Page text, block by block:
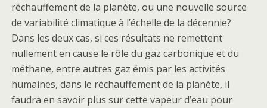
réchauffement de la planète, ou une nouvelle source
de variabilité climatique à l’échelle de la décennie?
Dans les deux cas, si ces résultats ne remettent
nullement en cause le rôle du gaz carbonique et du
méthane, entre autres gaz émis par les activités
humaines, dans le réchauffement de la planète, il
faudra en savoir plus sur cette vapeur d’eau pour